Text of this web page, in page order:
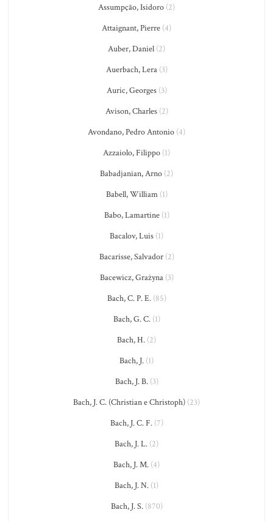
Assumpção, Isidoro (2)
Attaignant, Pierre (4)
Auber, Daniel (2)
Auerbach, Lera(3)
Auric, Georges(3)
Avison, Charles(2)
Avondano, Pedro Antonio (4)
Azzaiolo, Filippo (1)
Babadjanian, Arno (2)
Babell, William(1)
Babo, Lamartine(1)
Bacalov, Luis (1)
Bacarisse, Salvador(2)
Bacewicz, Grażyna(3)
Bach, C. P. E.(85)
Bach, G. C.(1)
Bach, H. (2)
Bach, J. (1)
Bach, J. B.(3)
Bach, J. C. (Christian e Christoph) (23)
Bach, J. C. F.(7)
Bach, J. L. (2)
Bach, J. M. (4)
Bach, J. N. (1)
Bach, J. S.(870)